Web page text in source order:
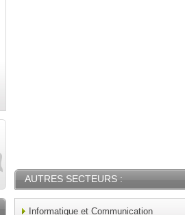
AUTRES SECTEURS :
Informatique et Communication